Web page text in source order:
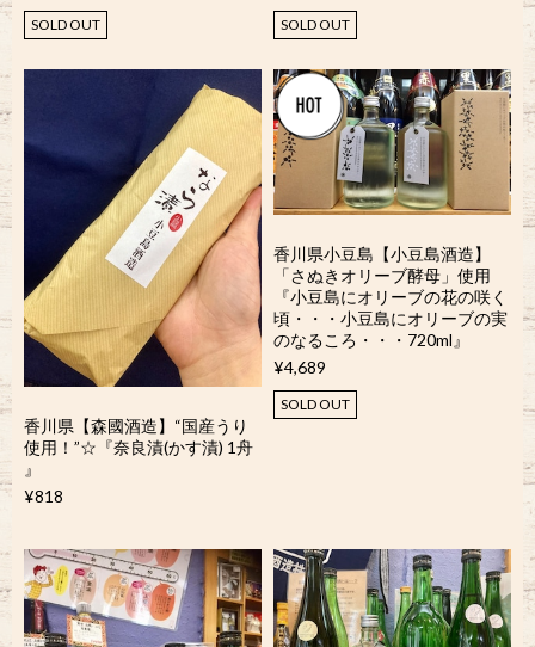
SOLD OUT SOLD OUT
香川県【森國酒造】“国産うり
使用！”☆『奈良漬(かす漬) 1舟
』
¥818
香川県小豆島【小豆島酒造】
「さぬきオリーブ酵母」使用
『小豆島にオリーブの花の咲く
頃・・・小豆島にオリーブの実
のなるころ・・・720ml』
¥4,689
SOLD OUT